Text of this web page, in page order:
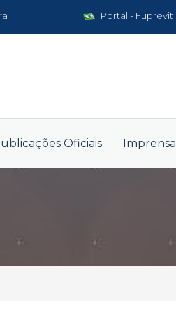
Portal - Fuprevit
Oficiais Imprensa